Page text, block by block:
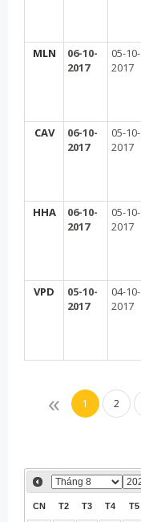
MLN
06-10-
2017
05-10-
2017
CAV
06-10-
2017
05-10-
2017
HHA
06-10-
2017
05-10-
2017
VPD
05-10-
2017
04-10-
2017
« 1 2
CN T2 T3 T4 T5